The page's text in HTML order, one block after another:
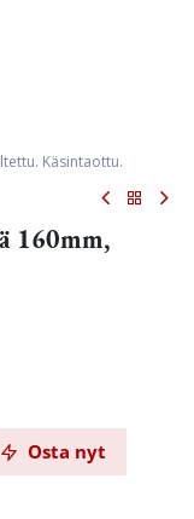
Käsintaottu.
160mm,
Osta nyt